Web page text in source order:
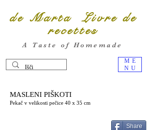
ME
NU
de Marta Livre de
recettes
A Taste of Homemade
MASLENI PIŠKOTI
Pekač v velikosti pečice 40 x 35 cm
Share